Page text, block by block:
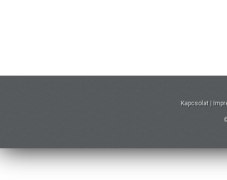
Kapcsolat |